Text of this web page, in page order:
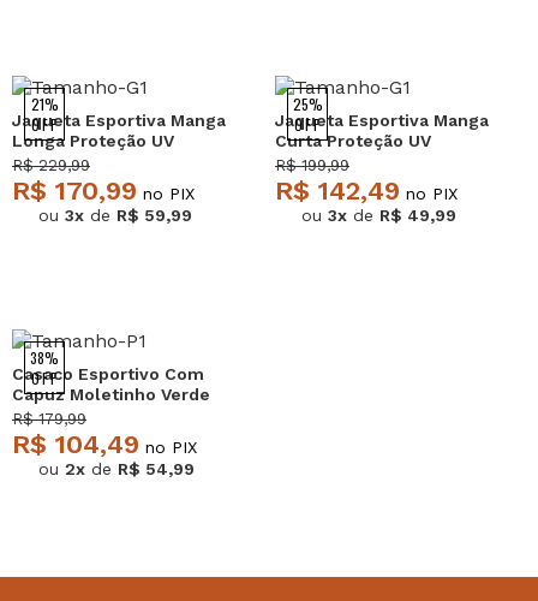
21%
OFF
Jaqueta Esportiva Manga
Longa Proteção UV
Amarelo Salvatore
R$ 229,99
R$ 170,99 no PIX
ou 3x de R$ 59,99
25%
OFF
Jaqueta Esportiva Manga
Curta Proteção UV
Marfim Salvatore
R$ 199,99
R$ 142,49 no PIX
ou 3x de R$ 49,99
38%
OFF
Casaco Esportivo Com
Capuz Moletinho Verde
Claro Salvatore
R$ 179,99
R$ 104,49 no PIX
ou 2x de R$ 54,99